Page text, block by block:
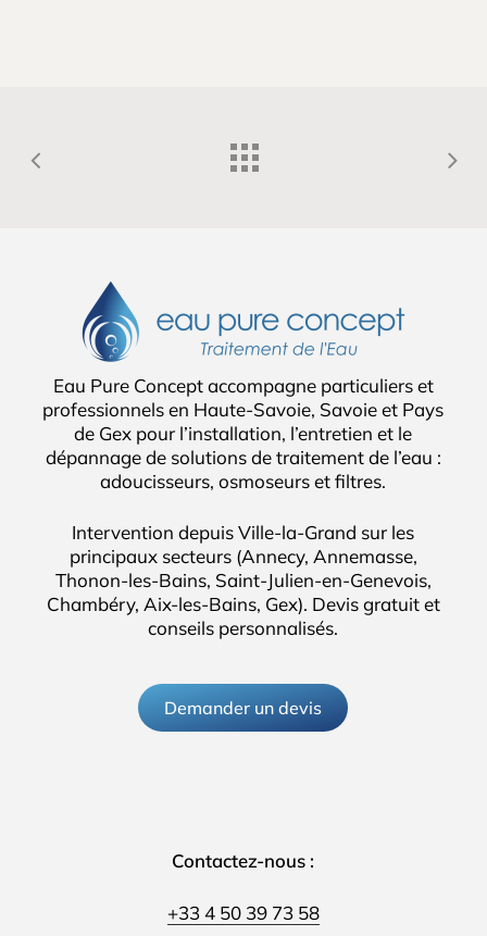
Eau Pure Concept accompagne particuliers et
professionnels en Haute-Savoie, Savoie et Pays
de Gex pour l’installation, l’entretien et le
dépannage de solutions de traitement de l’eau :
adoucisseurs, osmoseurs et filtres.
Intervention depuis Ville-la-Grand sur les
principaux secteurs (Annecy, Annemasse,
Thonon-les-Bains, Saint-Julien-en-Genevois,
Chambéry, Aix-les-Bains, Gex). Devis gratuit et
conseils personnalisés.
Demander un devis
Contactez-nous :
+33 4 50 39 73 58